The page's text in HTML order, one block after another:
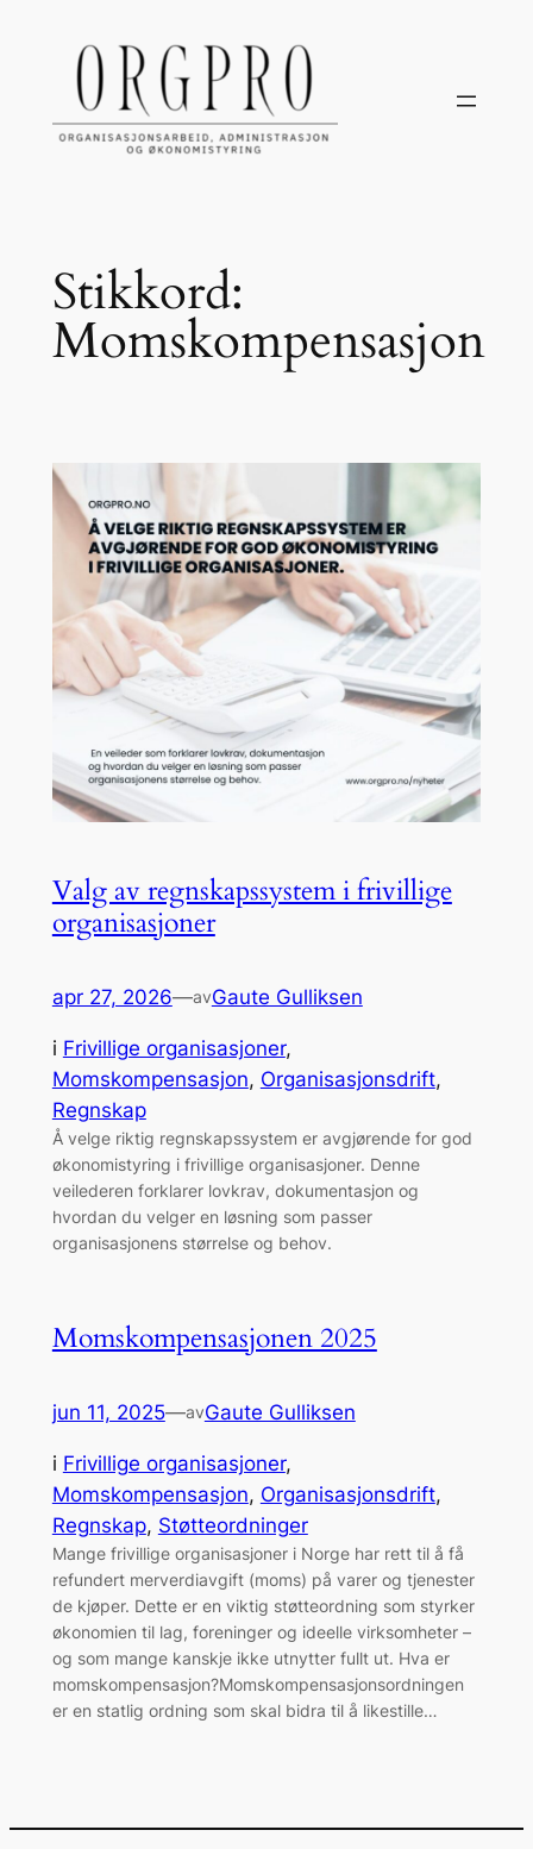
innhold
Stikkord:
Momskompensasjon
Valg av regnskapssystem i frivillige
organisasjoner
apr 27, 2026—avGaute Gulliksen
i Frivillige organisasjoner
Momskompensasjon, Organisasjonsdrift
Regnskap
Å velge riktig regnskapssystem er avgjørende for god
økonomistyring i frivillige organisasjoner. Denne
veilederen forklarer lovkrav, dokumentasjon og
hvordan du velger en løsning som passer
organisasjonens størrelse og behov.
Momskompensasjonen 2025
jun 11, 2025—avGaute Gulliksen
i Frivillige organisasjoner
Momskompensasjon, Organisasjonsdrift
Regnskap, Støtteordninger
Mange frivillige organisasjoner i Norge har rett til å få
refundert merverdiavgift (moms) på varer og tjenester
de kjøper. Dette er en viktig støtteordning som styrker
økonomien til lag, foreninger og ideelle virksomheter –
og som mange kanskje ikke utnytter fullt ut. Hva er
momskompensasjon?Momskompensasjonsordningen
er en statlig ordning som skal bidra til å likestille…